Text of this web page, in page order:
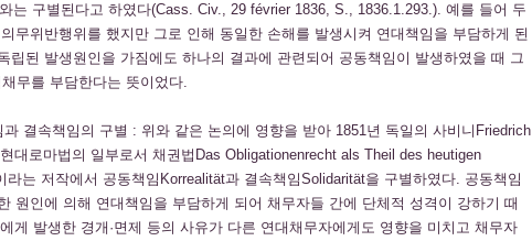
는 구별된다고 하였다(Cass. Civ., 29 février 1836, S., 1836.1.293.). 예를 들어 두
무위반행위를 했지만 그로 인해 동일한 손해를 발생시켜 연대책임을 부담하게 된
립된 발생원인을 가짐에도 하나의 결과에 관련되어 공동책임이 발생하였을 때 그
무를 부담한다는 뜻이었다.
결속책임의 구별 : 위와 같은 논의에 영향을 받아 1851년 독일의 사비니Friedrich
대로마법의 일부로서 채권법Das Obligationenrecht als Theil des heutigen
라는 저작에서 공동책임Korrealität과 결속책임Solidarität을 구별하였다. 공동책임
원인에 의해 연대책임을 부담하게 되어 채무자들 간에 단체적 성격이 강하기 때
게 발생한 경개·면제 등의 사유가 다른 연대채무자에게도 영향을 미치고 채무자